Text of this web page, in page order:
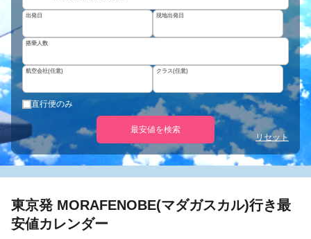
出発日 現地出発日
搭乗人数
航空会社(任意) クラス(任意)
直行便のみ
最安値を検索
リセット
東京発 MORAFENOBE(マダガスカル)行き最
安値カレンダー